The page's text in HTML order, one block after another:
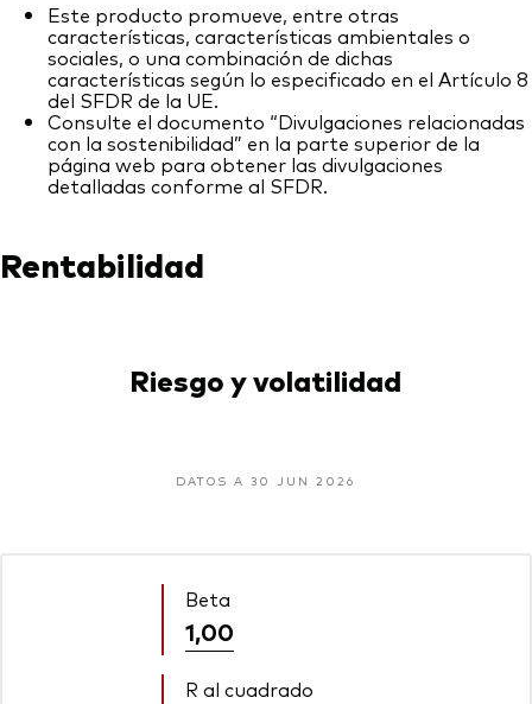
Este producto promueve, entre otras
características, características ambientales o
sociales, o una combinación de dichas
características según lo especificado en el Artículo 8
del SFDR de la UE.
Consulte el documento “Divulgaciones relacionadas
con la sostenibilidad” en la parte superior de la
página web para obtener las divulgaciones
detalladas conforme al SFDR.
Rentabilidad
Riesgo y volatilidad
DATOS A 30 JUN 2026
Beta
1,00
R al cuadrado